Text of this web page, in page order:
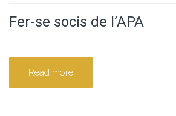
Fer-se socis de l’APA
Read more